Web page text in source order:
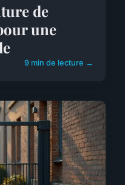
de
une
9 min de lecture →